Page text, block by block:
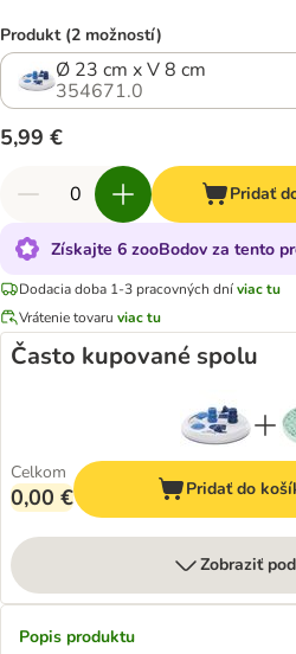
Produkt (2 možností)
Ø 23 cm x V 8 cm
354671.0
5,99 €
Pridať
Získajte 6 zooBodov za tento
Dodacia doba 1-3 pracovných dníviac tu
Vrátenie tovaru viac tu
Často kupované spolu
Celkom
0,00 € Pridať do
Zobraziť
Popis produktu